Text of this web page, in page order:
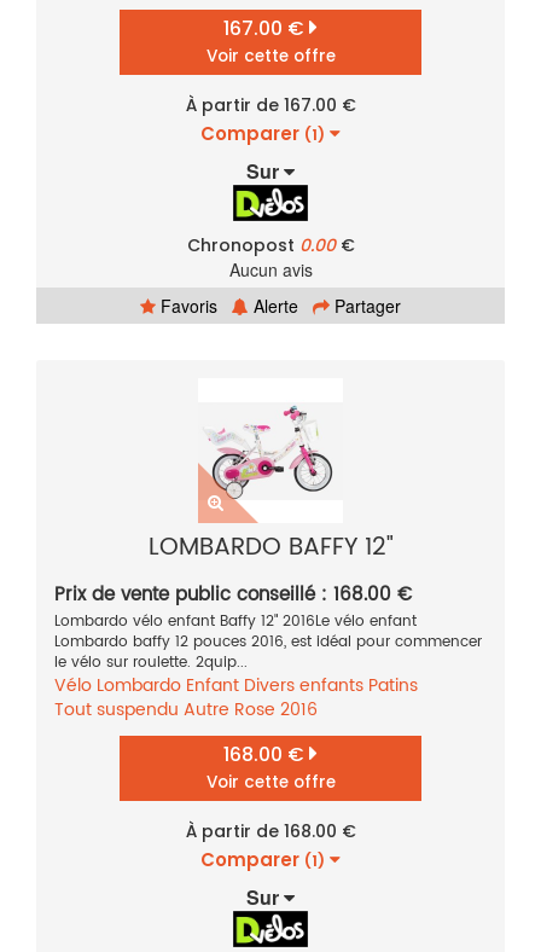
167.00 €
Voir cette offre
À partir de 167.00 €
Comparer (1)
Sur
Chronopost 0.00€
Aucun avis
Favoris
Alerte Partager
LOMBARDO BAFFY 12"
Prix de vente public conseillé : 168.00 €
Lombardo vélo enfant Baffy 12" 2016Le vélo enfant
Lombardo baffy 12 pouces 2016, est idéal pour commencer
le vélo sur roulette. 2quip...
Vélo Lombardo Enfant Divers enfants Patins
Tout suspendu Autre Rose 2016
168.00 €
Voir cette offre
À partir de 168.00 €
Comparer (1)
Sur